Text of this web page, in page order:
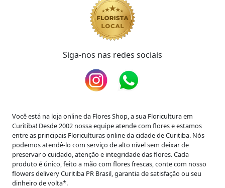
Siga-nos nas redes sociais
Você está na loja online da Flores Shop,a sua Floricultura em
Curitiba! Desde 2002 nossa equipe atende com flores e estamos
entre as principais Floriculturas online da cidade de Curitiba. Nós
podemos atendê-lo com serviço de alto nível sem deixar de
preservar o cuidado, atenção e integridade das flores. Cada
produto é único, feito a mão com flores frescas, conte com nosso
flowers delivery Curitiba PR Brasil, garantia de satisfação ou seu
dinheiro de volta*.